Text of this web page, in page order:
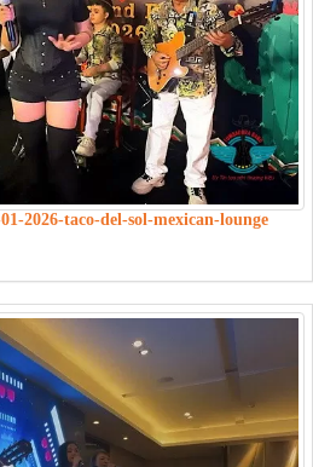
2026-taco-del-sol-mexican-lounge